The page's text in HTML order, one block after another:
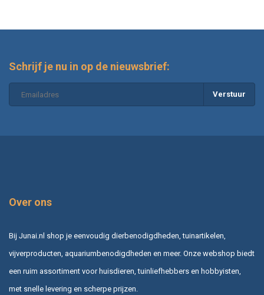
Schrijf je nu in op de nieuwsbrief:
Verstuur
Over ons
Bij Junai.nl shop je eenvoudig dierbenodigdheden, tuinartikelen,
vijverproducten, aquariumbenodigdheden en meer. Onze webshop biedt
een ruim assortiment voor huisdieren, tuinliefhebbers en hobbyisten,
met snelle levering en scherpe prijzen.